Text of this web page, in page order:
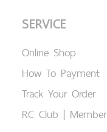
SERVICE
Online Shop
How To Payment
Track Your Order
RC Club | Member